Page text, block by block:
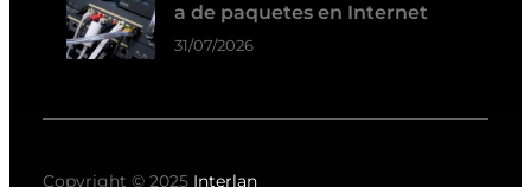
a de paquetes en Internet
31/07/2026
Copyright © 2025 Interlan